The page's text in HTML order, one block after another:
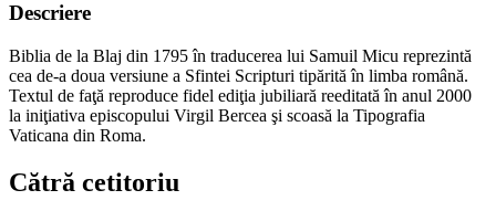
Descriere
Biblia de la Blaj din 1795 în traducerea lui Samuil Micu reprezintă
cea de-a doua versiune a Sfintei Scripturi tipărită în limba română.
Textul de faţă reproduce fidel ediţia jubiliară reeditată în anul 2000
la iniţiativa episcopului Virgil Bercea şi scoasă la Tipografia
Vaticana din Roma.
Cătră cetitoriu